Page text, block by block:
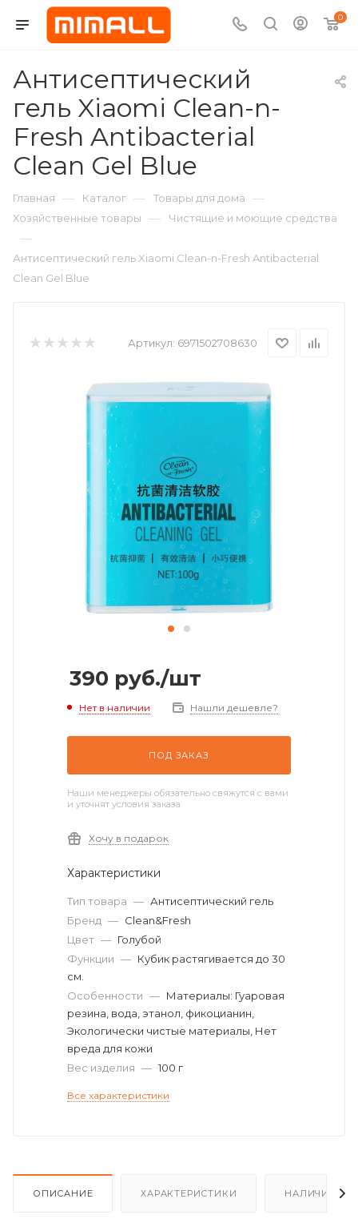
0
Антисептический
гель Xiaomi Clean-n-
Fresh Antibacterial
Clean Gel Blue
Главная — Каталог — Товары для дома —
Хозяйственные товары — Чистящие и моющие средства
—
Антисептический гель Xiaomi Clean-n-Fresh Antibacterial
Clean Gel Blue
Артикул: 6971502708630
390 руб./шт
Нет в наличии Нашли дешевле?
ПОД ЗАКАЗ
Наши менеджеры обязательно свяжутся с вами
и уточнят условия заказа
Хочу в подарок
Характеристики
Тип товара — Антисептический гель
Бренд — Clean&Fresh
Цвет — Голубой
Функции — Кубик растягивается до 30
см.
Особенности — Материалы: Гуаровая
резина, вода, этанол, фикоцианин,
Экологически чистые материалы, Нет
вреда для кожи
Вес изделия — 100 г
Все характеристики
ОПИСАНИЕ ХАРАКТЕРИСТИКИ НАЛИЧИЕ